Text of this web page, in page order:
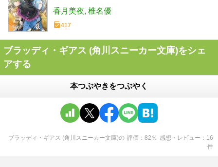
香月美夜 椎名優
417
ブラッディ・ギアス (角川スニーカー文庫)をシェ
アする
本つぶやきをつぶやく
ブラッディ・ギアス (角川スニーカー文庫)の 評価 82 ％ 感想・レビュー
16
件